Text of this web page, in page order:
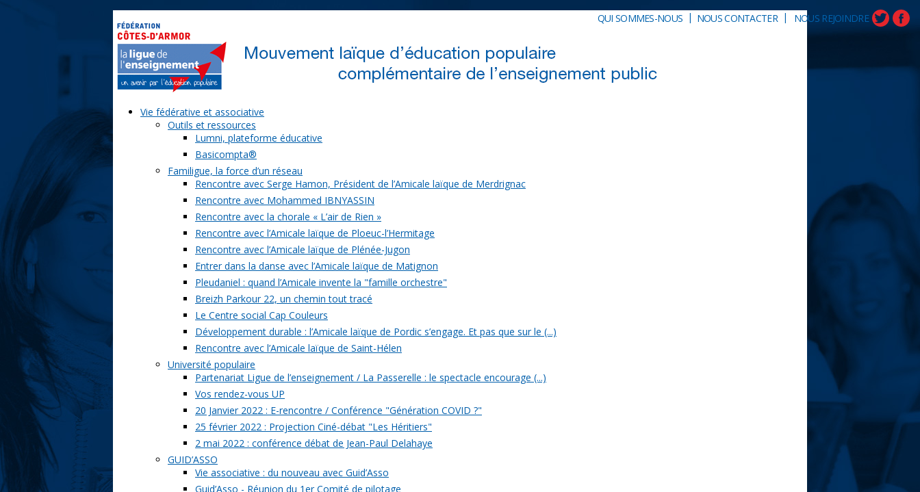
QUI SOMMES-NOUS | NOUS CONTACTER| NOUS REJOINDRE
Vie fédérative et associative
Outils et ressources
Lumni, plateforme éducative
Basicompta®
Familigue, la force d’un réseau
Rencontre avec Serge Hamon, Président de l’Amicale laïque de Merdrignac
Rencontre avec Mohammed IBNYASSIN
Rencontre avec la chorale « L’air de Rien »
Rencontre avec l’Amicale laïque de Ploeuc-l’Hermitage
Rencontre avec l’Amicale laïque de Plénée-Jugon
Entrer dans la danse avec l’Amicale laïque de Matignon
Pleudaniel : quand l’Amicale invente la "famille orchestre"
Breizh Parkour 22, un chemin tout tracé
Le Centre social Cap Couleurs
Développement durable : l’Amicale laïque de Pordic s’engage. Et pas que sur le (...)
Rencontre avec l’Amicale laïque de Saint-Hélen
Université populaire
Partenariat Ligue de l’enseignement / La Passerelle : le spectacle encourage (...)
Vos rendez-vous UP
20 Janvier 2022 : E-rencontre / Conférence "Génération COVID ?"
25 février 2022 : Projection Ciné-débat "Les Héritiers"
2 mai 2022 : conférence débat de Jean-Paul Delahaye
GUID’ASSO
Vie associative : du nouveau avec Guid’Asso
Guid’Asso - Réunion du 1er Comité de pilotage